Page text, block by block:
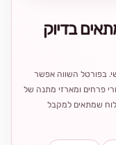
בדיוק
בפורטל השווה אפשר
פרחים ומארזי מתנה של
שמתאים למקבל